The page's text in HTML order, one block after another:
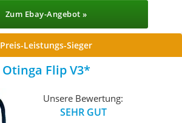
Zum Ebay-Angebot »
Preis-Leistungs-Sieger
Otinga Flip V3
Unsere Bewertung:
SEHR GUT